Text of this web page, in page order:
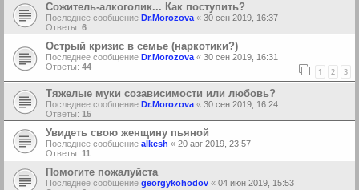
Сожитель-алкоголик... Как поступить?
Последнее сообщение Dr.Morozova « 30 сен 2019, 16:37
Ответы: 6
Острый кризис в семье (наркотики?)
Последнее сообщение Dr.Morozova « 30 сен 2019, 16:31
Ответы: 44 1 2 3
Тяжелые муки созависимости или любовь?
Последнее сообщение Dr.Morozova « 30 сен 2019, 16:24
Ответы: 15
Увидеть свою женщину пьяной
Последнее сообщение alkesh « 20 авг 2019, 23:57
Ответы: 11
Помогите пожалуйста
Последнее сообщение georgykohodov « 04 июн 2019, 15:53